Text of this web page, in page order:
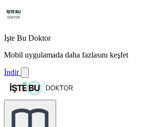
İşte Bu Doktor
Mobil uygulamada daha fazlasını keşfet
İndir